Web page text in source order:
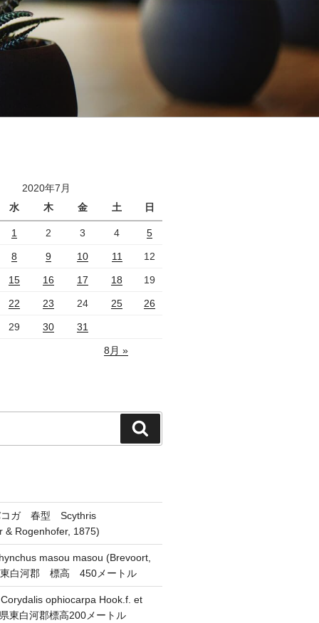
2020年7月
水 木 金 土 日
1 2 3 4 5
8 9 10 11 12
15 16 17 18 19
22 23 24 25 26
29 30 31
8月 »
索
コガ 春型 Scythris
& Rogenhofer, 1875)
masou masou (Brevoort,
白河郡 標高 450メートル
ophiocarpa Hook.f. et
東白河郡標高200メートル